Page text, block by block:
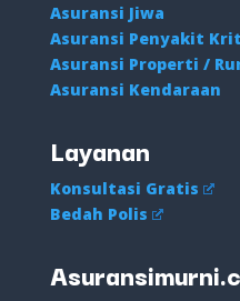
Asuransi Jiwa
Asuransi Penyakit
Asuransi Properti /
Asuransi Kendaraan
Layanan
Konsultasi Gratis
Bedah Polis